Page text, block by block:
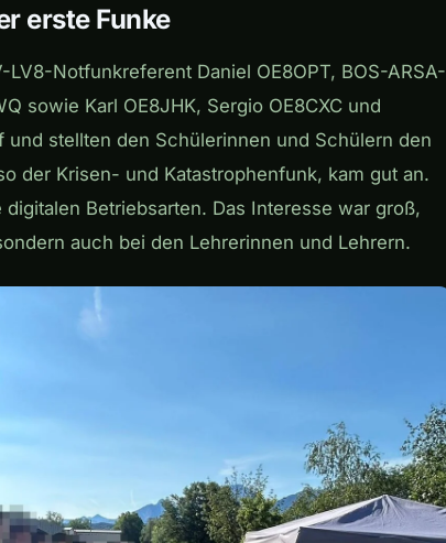
erste Funke
Notfunkreferent Daniel OE8OPT, BOS-ARSA-
sowie Karl OE8JHK, Sergio OE8CXC und
und stellten den Schülerinnen und Schülern den
der Krisen- und Katastrophenfunk, kam gut an.
Betriebsarten. Das Interesse war groß,
auch bei den Lehrerinnen und Lehrern.